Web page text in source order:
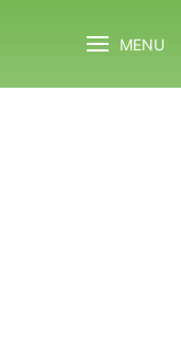
MENU